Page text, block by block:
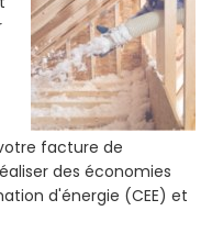
facture de
des économies
d'énergie (CEE) et